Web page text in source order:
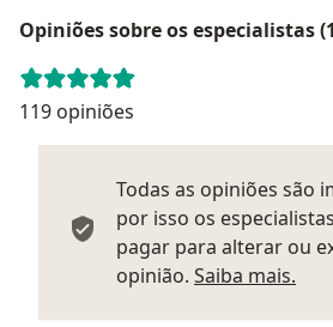
Opiniões sobre os especialistas
119 opiniões
Todas as opiniões são
por isso os
pagar para alterar ou
opinião. Saiba mais.